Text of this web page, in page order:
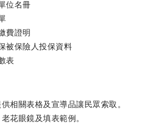
位名冊
費證明
被保險人投保資料
表
相關表格及宣導品讓民眾索取。
花眼鏡及填表範例。